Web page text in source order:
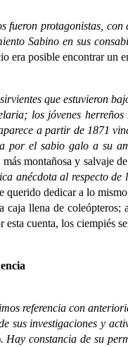
protagonistas, con
Sabino en sus
era posible encontrar un
que estuvieron bajo
los jóvenes
a partir de 1871
por el sabio galo a su
montañosa y salvaje
anécdota al respecto
querido dedicar a lo
caja llena de
esta cuenta, los ciempiés
referencia con
sus investigaciones y
. Hay constancia de su